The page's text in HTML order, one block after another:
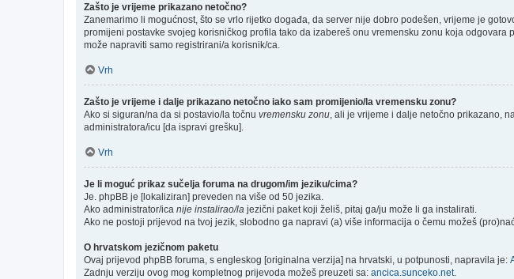
Zašto je vrijeme prikazano netočno?
Zanemarimo li mogućnost, što se vrlo rijetko događa, da server nije dobro podešen, vrijeme je
promijeni postavke svojeg korisničkog profila tako da izabereš onu vremensku zonu koja
može napraviti samo registrirani/a korisnik/ca.
Vrh
Zašto je vrijeme i dalje prikazano netočno iako sam promijenio/la vremensku zonu?
Ako si siguran/na da si postavio/la točnu vremensku zonu , ali je vrijeme i dalje netočno prikazano,
administratora/icu [da ispravi grešku].
Vrh
Je li moguć prikaz sučelja foruma na drugom/im jeziku/cima?
Je. phpBB je [lokaliziran] preveden na više od 50 jezika.
Ako administrator/ica nije instalirao/la jezični paket koji želiš, pitaj ga/ju može li ga instalirati.
Ako ne postoji prijevod na tvoj jezik, slobodno ga napravi (a) više informacija o čemu možeš
O hrvatskom jezičnom paketu
Ovaj prijevod phpBB foruma, s engleskog [originalna verzija] na hrvatski, u potpunosti, napravila je:
Zadnju verziju ovog mog kompletnog prijevoda možeš preuzeti sa: ancica.sunceko.net.